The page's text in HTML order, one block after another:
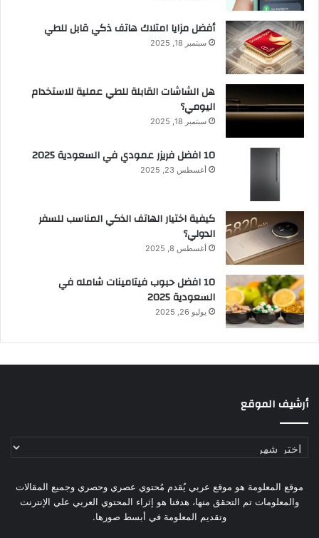
أفضل مزايا امتلاك هاتف ذكي قابل للطي
سبتمبر 18, 2025
هل الشاشات القابلة للطي عملية للاستخدام
اليومي؟
سبتمبر 18, 2025
10 افضل فريزر عمودي​ في السعودية​ 2025
أغسطس 23, 2025
كيفية اختيار الهاتف الذكي المناسب للسفر
الدولي؟
أغسطس 8, 2025
10 افضل حبوب فيتامينات شامله​ في
السعودية 2025
يوليو 26, 2025
أرشيف الموقع
أرشيف
موقع المعلومة هو موقع عربي يُقدم مُحتوي عصري وحصري وجميع المقالات
والمعلومات تم التحقق منها، هدفنا هو إثراء المحتوي العربي علي الإنترنت
وتقديم المعلومة في أبسط صورها.